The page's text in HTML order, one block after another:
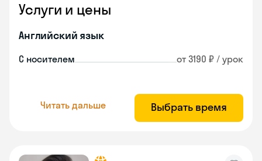
Услуги и цены
Английский язык
С носителем от 3190 ₽ / урок
Читать дальше Выбрать время